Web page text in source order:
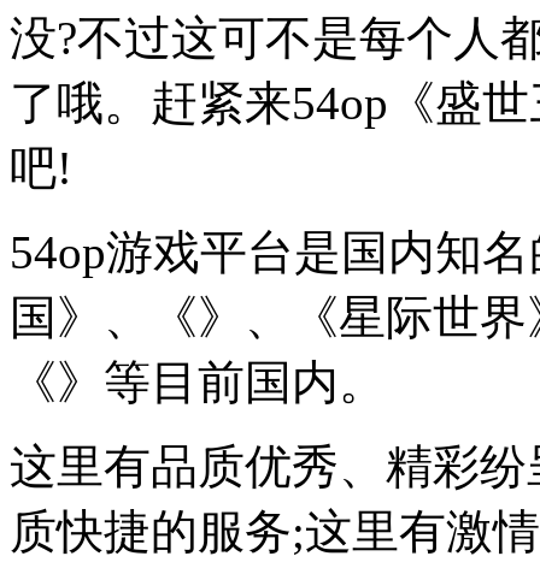
没?不过这可不是每个人
了哦。赶紧来54op《盛
吧!
54op游戏平台是国内知
国》、《》、《星际世
《》等目前国内。
这里有品质优秀、精彩
质快捷的服务;这里有激